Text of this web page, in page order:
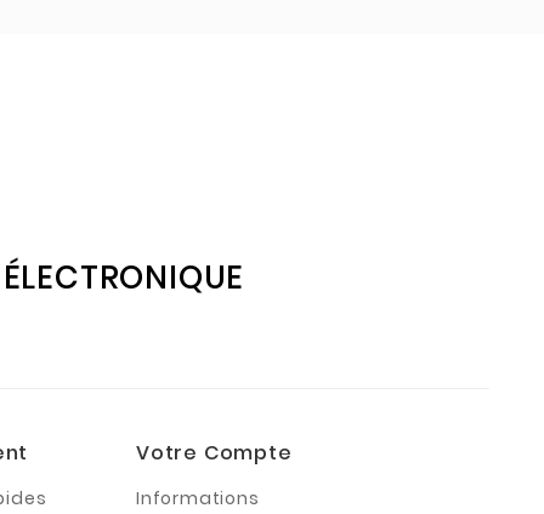
Votre Compte
Informations